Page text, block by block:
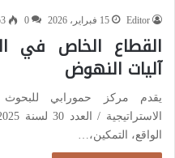
Editor 15 فبراير، 2026 0
القطاع الخاص في
آليات النهوض
يقدم مركز حمورابي للبحوث
الواقع، التمكين،…